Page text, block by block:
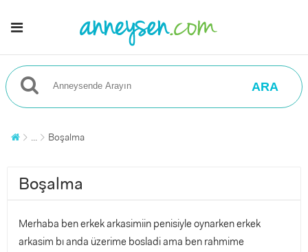
ARA
... Boşalma
Boşalma
Merhaba ben erkek arkasimiin penisiyle oynarken erkek
arkasim bı anda üzerime bosladi ama ben rahmime